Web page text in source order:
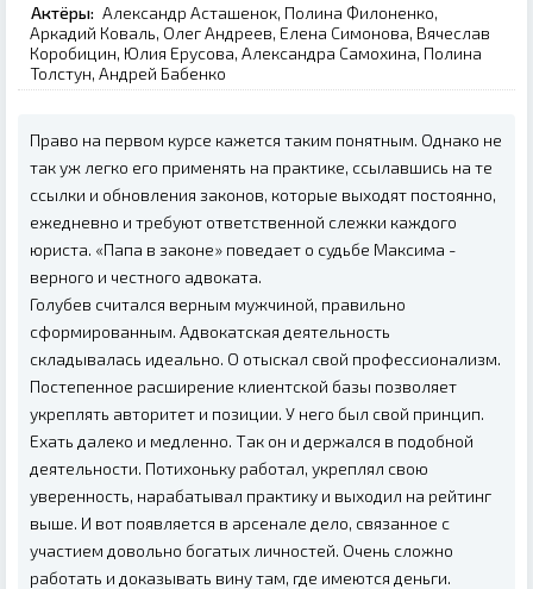
Актёры: Александр Асташенок, Полина Филоненко,
Аркадий Коваль, Олег Андреев, Елена Симонова, Вячеслав
Коробицин, Юлия Ерусова, Александра Самохина, Полина
Толстун, Андрей Бабенко
Право на первом курсе кажется таким понятным. Однако не
так уж легко его применять на практике, ссылавшись на те
ссылки и обновления законов, которые выходят постоянно,
ежедневно и требуют ответственной слежки каждого
юриста. «Папа в законе» поведает о судьбе Максима -
верного и честного адвоката.
Голубев считался верным мужчиной, правильно
сформированным. Адвокатская деятельность
складывалась идеально. О отыскал свой профессионализм.
Постепенное расширение клиентской базы позволяет
укреплять авторитет и позиции. У него был свой принцип.
Ехать далеко и медленно. Так он и держался в подобной
деятельности. Потихоньку работал, укреплял свою
уверенность, нарабатывал практику и выходил на рейтинг
выше. И вот появляется в арсенале дело, связанное с
участием довольно богатых личностей. Очень сложно
работать и доказывать вину там, где имеются деньги.